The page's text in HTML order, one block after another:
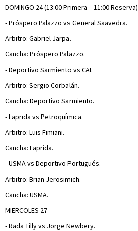
DOMINGO 24 (13:00 Primera – 11:00 Reserva)
- Próspero Palazzo vs General Saavedra.
Arbitro: Gabriel Jarpa.
Cancha: Próspero Palazzo.
- Deportivo Sarmiento vs CAI.
Arbitro: Sergio Corbalán.
Cancha: Deportivo Sarmiento.
- Laprida vs Petroquímica.
Arbitro: Luis Fimiani.
Cancha: Laprida.
- USMA vs Deportivo Portugués.
Arbitro: Brian Jerosimich.
Cancha: USMA.
MIERCOLES 27
- Rada Tilly vs Jorge Newbery.